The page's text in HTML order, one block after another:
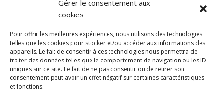
Gérer le consentement aux
cookies
Pour offrir les meilleures expériences, nous utilisons des technologies
telles que les cookies pour stocker et/ou accéder aux informations des
appareils. Le fait de consentir à ces technologies nous permettra de
traiter des données telles que le comportement de navigation ou les ID
uniques sur ce site. Le fait de ne pas consentir ou de retirer son
consentement peut avoir un effet négatif sur certaines caractéristiques
et fonctions.
TOUTES LES ACTUALITÉS